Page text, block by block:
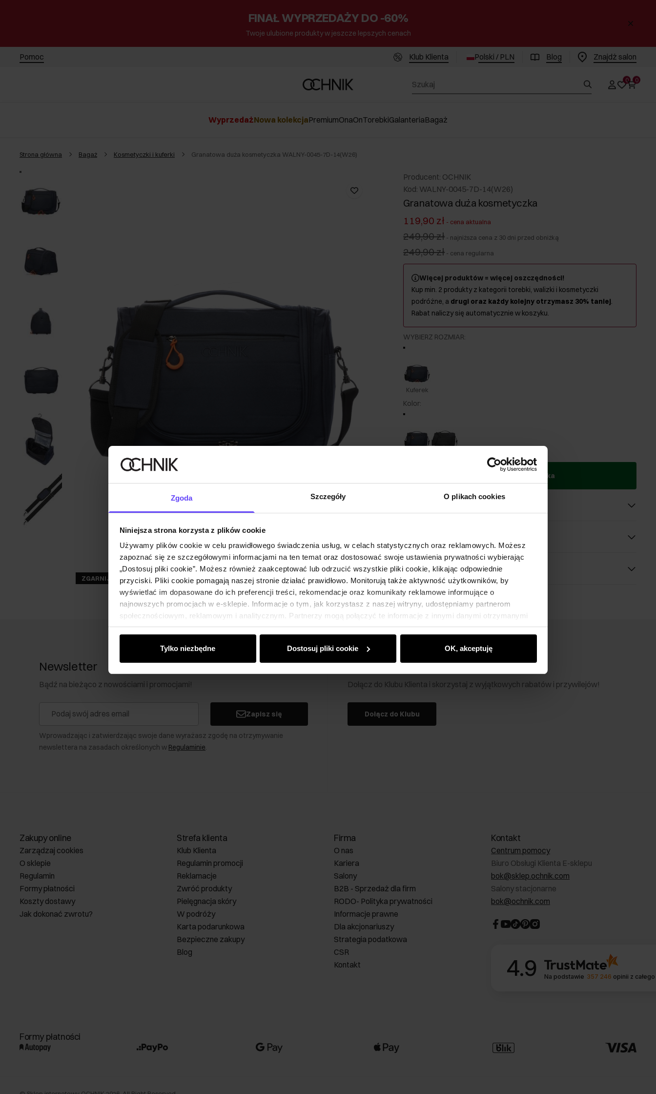
Zgoda Szczegóły O plikach cookies
Niniejsza strona korzysta z plików cookie
Używamy plików cookie w celu prawidłowego świadczenia usług, w celach statystycznych oraz reklamowych. Możesz
zapoznać się ze szczegółowymi informacjami na ten temat oraz dostosować swoje ustawienia prywatności wybierając
„Dostosuj pliki cookie”. Możesz również zaakceptować lub odrzucić wszystkie pliki cookie, klikając odpowiednie
przyciski. Pliki cookie pomagają naszej stronie działać prawidłowo. Monitorują także aktywność użytkowników, by
wyświetlać im dopasowane do ich preferencji treści, rekomendacje oraz komunikaty reklamowe informujące o
najnowszych promocjach w e-sklepie. Informacje o tym, jak korzystasz z naszej witryny, udostępniamy partnerom
społecznościowym, reklamowym i analitycznym. Partnerzy mogą połączyć te informacje z innymi danymi otrzymanymi
od Ciebie lub uzyskanymi podczas korzystania z ich usług.
Tylko niezbędne Dostosuj pliki cookie OK, akceptuję
FINAŁ WYPRZEDAŻY DO -60%
Twoje ulubione produkty w jeszcze lepszych cenach
Pomoc Klub Klienta Polski / PLN Blog Znajdż salon
0 0
WyprzedażNowa kolekcjaPremiumOnaOnTorebkiGalanteriaBagaż
Strona główna Bagaż Kosmetyczki i kuferki Granatowa duża kosmetyczka WALNY-0045-7D-14(W26)
ZGARNIJ -30%
Producent: OCHNIK
Kod: WALNY-0045-7D-14(W26)
Granatowa duża kosmetyczka
119,90 zł - cena aktualna
249,90 zł - najniższa cena z 30 dni przed obniżką
249,90 zł - cena regularna
Więcej produktów = więcej oszczędności!
Kup min. 2 produkty z kategorii torebki, walizki i kosmetyczki
podróżne, a drugi oraz każdy kolejny otrzymasz 30% taniej.
Rabat naliczy się automatycznie w koszyku.
WYBIERZ ROZMIAR:
Kuferek
Kolor:
Wysyłka do 2 dni roboczych
Dodaj do koszyka
Opis produktu
Opinie
Newsletter
Bądź na bieżąco z nowościami i promocjami!
Zapisz się
Wprowadzając i zatwierdzając swoje dane wyrażasz zgodę na otrzymywanie
newslettera na zasadach określonych w Regulaminie.
Klub Klienta Ochnik
Dołącz do Klubu Klienta i skorzystaj z wyjątkowych rabatów i przywilejów!
Dołącz do Klubu
Zakupy online
Zarządzaj cookies
O sklepie
Regulamin
Formy płatności
Koszty dostawy
Jak dokonać zwrotu?
Strefa klienta
Klub Klienta
Regulamin promocji
Reklamacje
Zwróć produkty
Pielęgnacja skóry
W podróży
Karta podarunkowa
Bezpieczne zakupy
Blog
Firma
O nas
Kariera
Salony
B2B - Sprzedaż dla firm
RODO- Polityka prywatności
Informacje prawne
Dla akcjonariuszy
Strategia podatkowa
CSR
Kontakt
Kontakt
Centrum pomocy
Biuro Obsługi Klienta E-sklepu
bok@sklep.ochnik.com
Salony stacjonarne
bok@ochnik.com
4.9 Na podstawie 357 246 opinii z
Formy płatności